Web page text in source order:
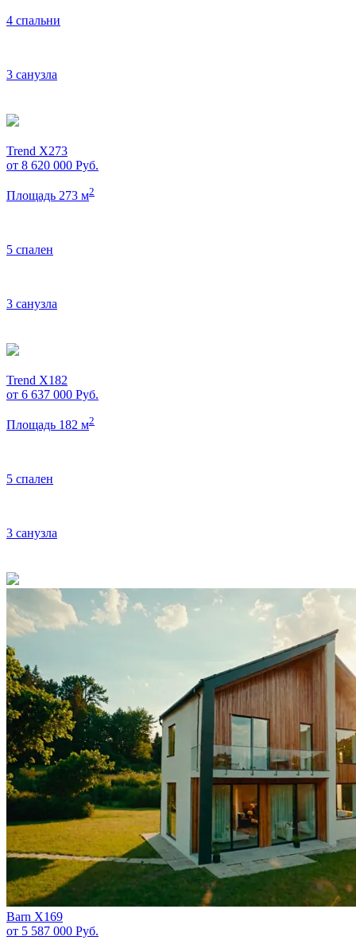
4 спальни
3 санузла
Trend X273
от 8 620 000 Руб.
Площадь 273 м2
5 спален
3 санузла
Trend X182
от 6 637 000 Руб.
Площадь 182 м2
5 спален
3 санузла
Barn X169
от 5 587 000 Руб.